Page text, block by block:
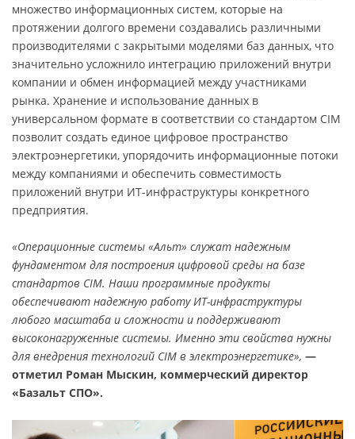
множество информационных систем, которые на
протяжении долгого времени создавались различными
производителями с закрытыми моделями баз данных, что
значительно усложнило интеграцию приложений внутри
компании и обмен информацией между участниками
рынка. Хранение и использование данных в
универсальном формате в соответствии со стандартом CIM
позволит создать единое цифровое пространство
электроэнергетики, упорядочить информационные потоки
между компаниями и обеспечить совместимость
приложений внутри ИТ-инфраструктуры конкретного
предприятия.
«Операционные системы «Альт» служат надежным
фундаментом для построения цифровой среды на базе
стандартов CIM. Наши программные продукты
обеспечивают надежную работу ИТ-инфраструктуры
любого масштаба и сложности и поддерживают
высоконагруженные системы. Именно эти свойства нужны
для внедрения технологий CIM в электроэнергетике», —
отметил Роман Мыскин, коммерческий директор
«Базальт СПО».